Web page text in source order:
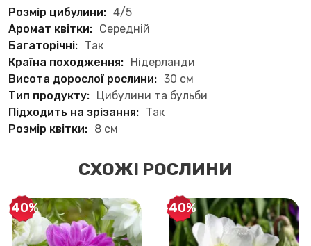
Розмір цибулини: 4/5
Аромат квітки: Середній
Багаторічні: Так
Країна походження: Нідерланди
Висота дорослої рослини: 30 см
Тип продукту: Цибулини та бульби
Підходить на зрізання: Так
Розмір квітки: 8 см
СХОЖІ РОСЛИНИ
-40% -40%